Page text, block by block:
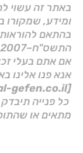
באתר זה עשוי
ומידע, שמקורו
התשס"ח–2007.
אם אתם בעלי
אנא פנו אלינו
[Manager@gal-gefen.co.il]
כל פנייה
מתאים או